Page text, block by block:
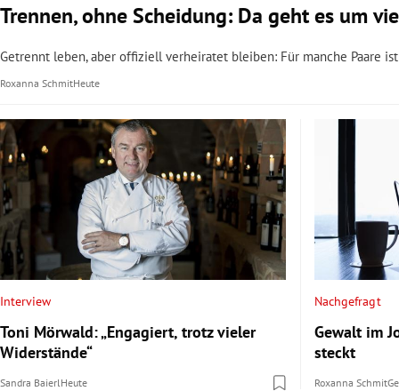
Trennen, ohne Scheidung: Da geht es um
Getrennt leben, aber offiziell verheiratet bleiben: Für manche Paare
Roxanna SchmitHeute
Interview
Toni Mörwald: „Engagiert, trotz vieler
Widerstände“
Sandra BaierlHeute
Nachgefragt
Gewalt im
steckt
Roxanna Schmit